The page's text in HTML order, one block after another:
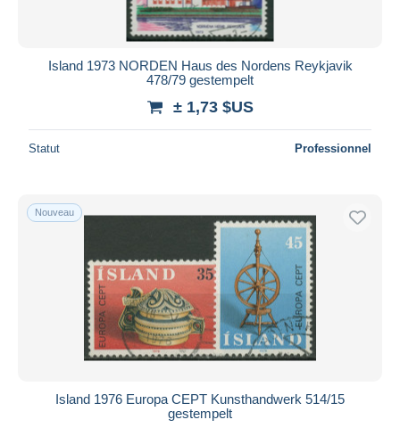
Island 1973 NORDEN Haus des Nordens Reykjavik
478/79 gestempelt
± 1,73 $US
Statut Professionnel
Nouveau
Island 1976 Europa CEPT Kunsthandwerk 514/15
gestempelt